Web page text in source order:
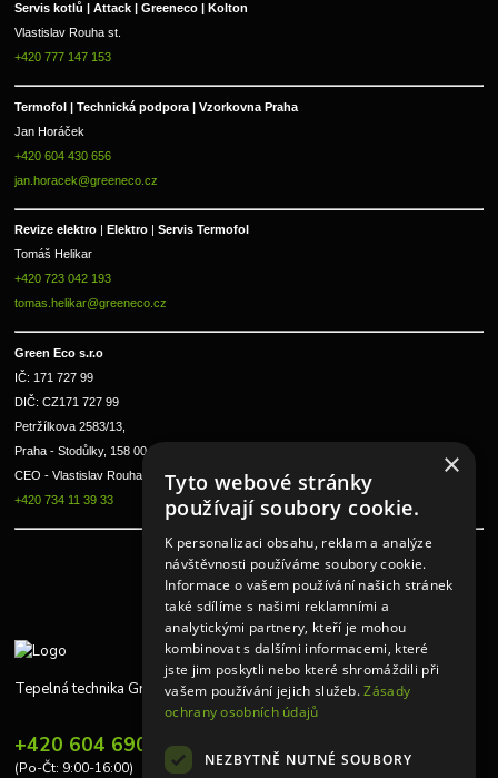
Servis kotlů | Attack | Greeneco | Kolton
Vlastislav Rouha st.
+420 777 147 153
Termofol | Technická podpora | Vzorkovna Praha
Jan Horáček
+420 604 430 656
jan.horacek@greeneco.cz
Revize elektro Elektro
Servis Termofol
Tomáš Helikar
+420 723 042 193
tomas.helikar@greeneco.cz
Green Eco s.r.o
IČ: 171 727 99
DIČ: CZ171 727 99
Petržílkova 2583/13,
Praha - Stodůlky, 158 00
CEO - Vlastislav Rouha ml.
+420 734 11 39 33
Tepelná technika Greeneco
+420 604 690 848
(Po-Čt: 9:00-16:00)
×
Tyto webové stránky
používají soubory cookie.
K personalizaci obsahu, reklam a analýze
návštěvnosti používáme soubory cookie.
Informace o vašem používání našich stránek
také sdílíme s našimi reklamními a
analytickými partnery, kteří je mohou
kombinovat s dalšími informacemi, které
jste jim poskytli nebo které shromáždili při
vašem používání jejich služeb.Zásady
ochrany osobních údajů
NEZBYTNĚ NUTNÉ SOUBORY